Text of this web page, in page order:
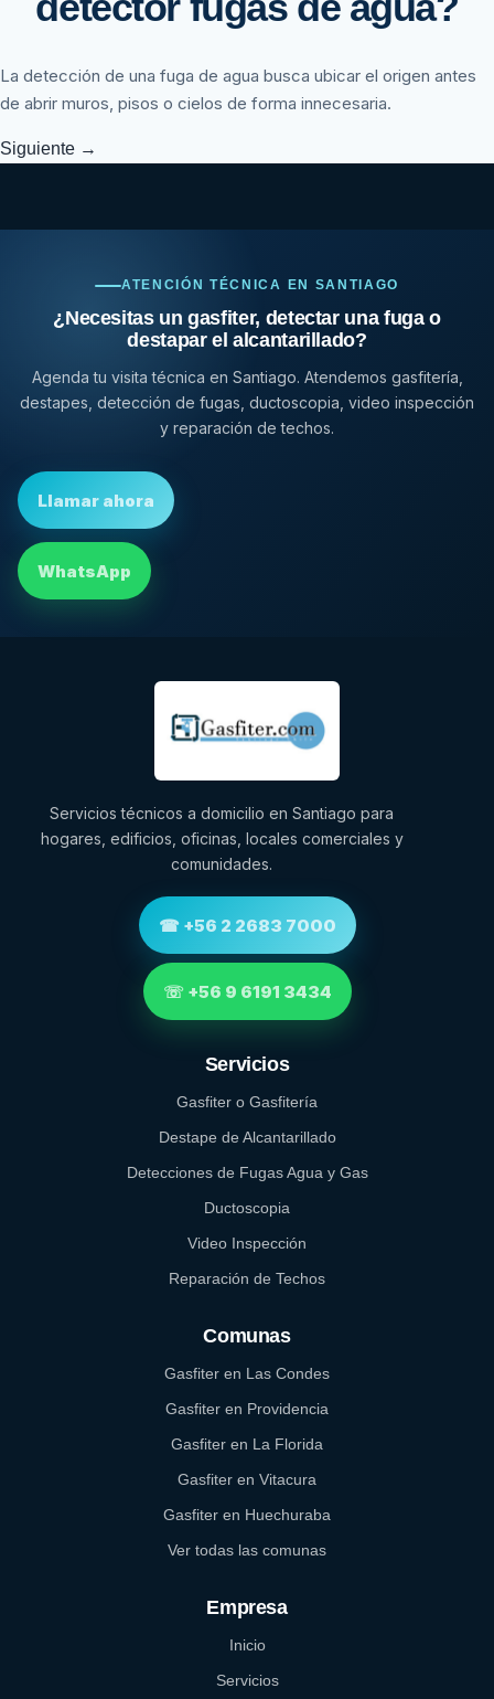
La detección de una fuga de agua busca ubicar el origen antes
de abrir muros, pisos o cielos de forma innecesaria.
Siguiente →
ATENCIÓN TÉCNICA EN SANTIAGO
¿Necesitas un gasfiter, detectar una fuga o
destapar el alcantarillado?
Agenda tu visita técnica en Santiago. Atendemos gasfitería,
destapes, detección de fugas, ductoscopia, video inspección
y reparación de techos.
Llamar ahora
WhatsApp
Servicios técnicos a domicilio en Santiago para
hogares, edificios, oficinas, locales comerciales y
comunidades.
☎ +56 2 2683 7000
☏ +56 9 6191 3434
Servicios
Gasfiter o Gasfitería
Destape de Alcantarillado
Detecciones de Fugas Agua y Gas
Ductoscopia
Video Inspección
Reparación de Techos
Comunas
Gasfiter en Las Condes
Gasfiter en Providencia
Gasfiter en La Florida
Gasfiter en Vitacura
Gasfiter en Huechuraba
Ver todas las comunas
Empresa
Inicio
Servicios